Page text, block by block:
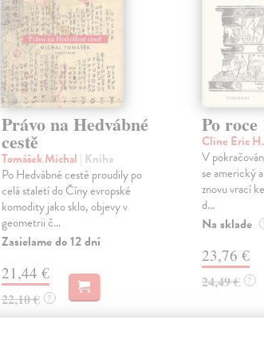
Právo na Hedvábné
cestě
Tomášek Michal | Kniha
Po Hedvábné cestě proudily po
celá staletí do Číny evropské
komodity jako sklo, objevy v
geometrii č...
Zasielame do 12 dní
21,44 €
22,10 € ?
Po
Cline Eric H.
V
se americký
znovu vrací
d...
Na sklade
23,76 €
24,49 € ?